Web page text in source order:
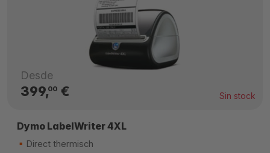
Desde
399,00€ Sin stock
Dymo LabelWriter 4XL
Direct thermisch